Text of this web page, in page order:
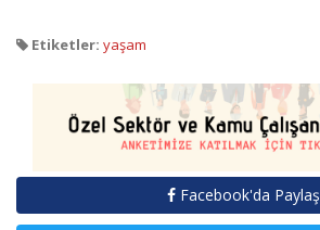
Etiketler: yaşam
Facebook'da Paylaş